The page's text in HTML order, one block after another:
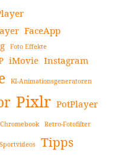
Räume
zu
revolutionieren
weiterlesen
FaceApp
Foto Effekte
iMovie Instagram
KI-Animationsgeneratoren
Pixlr PotPlayer
Retro-Fotofilter
Sportvideos Tipps